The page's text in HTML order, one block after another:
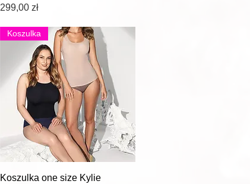
Cena
299,00 zł
Podgląd
Koszulka
Koszulka one size Kylie